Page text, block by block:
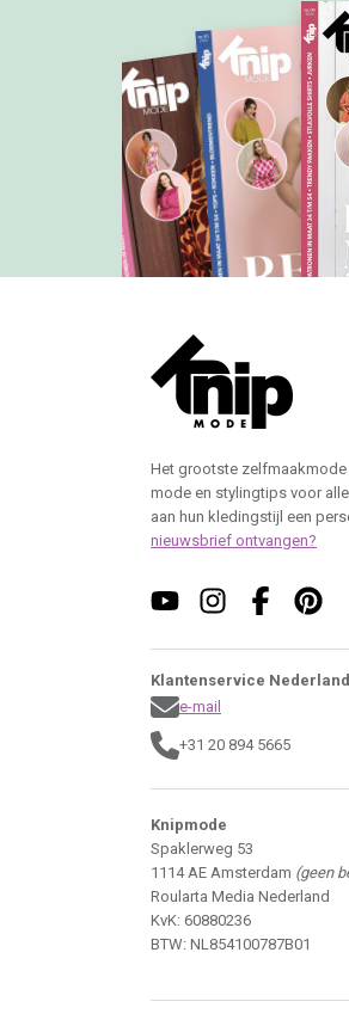
Het grootste
mode en stylingtips voor
aan hun kledingstijl een
nieuwsbrief ontvangen?
Klantenservice Nederland
e-mail
+31 20 894 5665
Knipmode
Spaklerweg 53
1114 AE Amsterdam (geen
Roularta Media Nederland
KvK: 60880236
BTW: NL854100787B01